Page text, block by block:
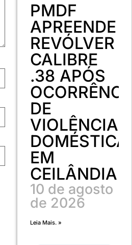
PMDF
APREENDE
REVÓLVER
CALIBRE
.38 APÓS
DE
VIOLÊNCIA
DOMÉSTICA
EM
CEILÂNDIA
10 de agosto
de 2026
Leia Mais. »